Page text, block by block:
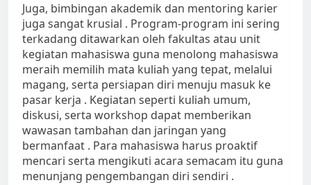
Juga, bimbingan akademik dan mentoring karier
juga sangat krusial . Program-program ini sering
terkadang ditawarkan oleh fakultas atau unit
kegiatan mahasiswa guna menolong mahasiswa
meraih memilih mata kuliah yang tepat, melalui
magang, serta persiapan diri menuju masuk ke
pasar kerja . Kegiatan seperti kuliah umum,
diskusi, serta workshop dapat memberikan
wawasan tambahan dan jaringan yang
bermanfaat . Para mahasiswa harus proaktif
mencari serta mengikuti acara semacam itu guna
menunjang pengembangan diri sendiri .